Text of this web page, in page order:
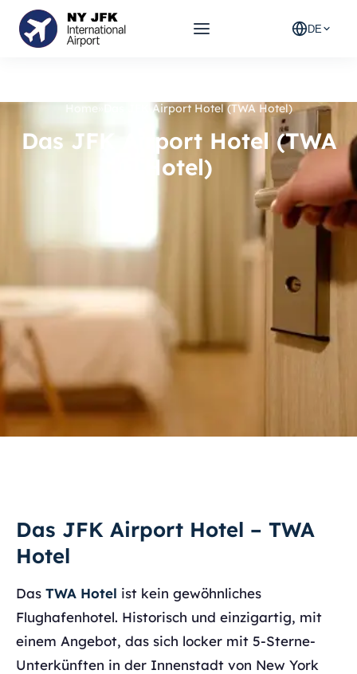
DE
Home Das JFK Airport Hotel (TWA Hotel)
Das JFK Airport Hotel (TWA
Hotel)
Das JFK Airport Hotel – TWA
Hotel
Das TWA Hotel ist kein gewöhnliches
Flughafenhotel. Historisch und einzigartig, mit
einem Angebot, das sich locker mit 5-Sterne-
Unterkünften in der Innenstadt von New York